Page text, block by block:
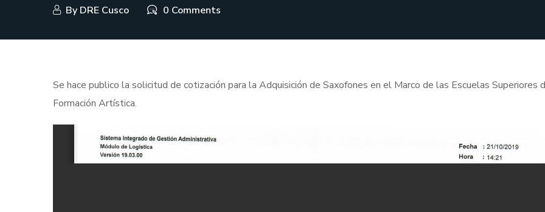
By DRE Cusco 0 Comments
Se hace publico la solicitud de cotización para la Adquisición de Saxofones en el Marco de las Escuelas Superiores
Formación Artística.